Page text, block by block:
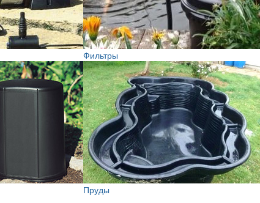
Фильтры
Пруды